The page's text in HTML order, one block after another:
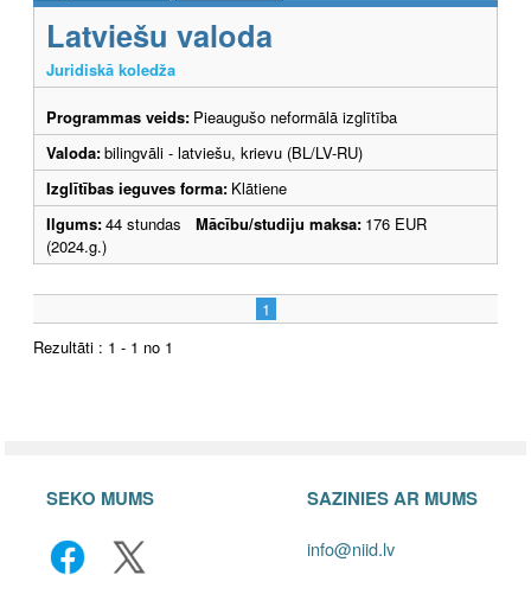
Latviešu valoda
Juridiskā koledža
Programmas veids: Pieaugušo neformālā izglītība
Valoda:bilingvāli - latviešu, krievu (BL/LV-RU)
Izglītības ieguves forma: Klātiene
Ilgums:44 stundas Mācību/studiju maksa: 176 EUR
(2024.g.)
1
Rezultāti : 1 - 1 no 1
SEKO MUMS SAZINIES AR MUMS
info@niid.lv